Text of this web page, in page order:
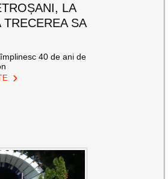
LA
SA
40 de ani de